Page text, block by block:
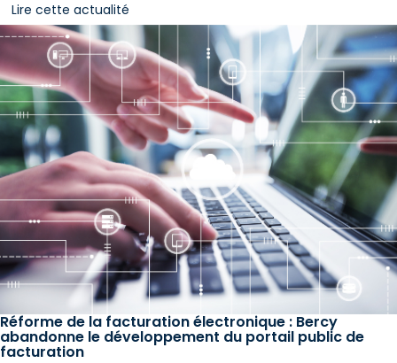
Lire cette actualité
Réforme de la facturation électronique : Bercy
abandonne le développement du portail public de
facturation